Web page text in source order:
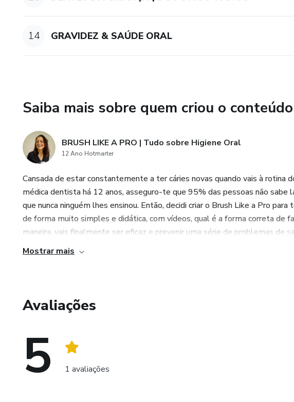
14 GRAVIDEZ & SAÚDE ORAL
Saiba mais sobre quem criou o conteúdo
BRUSH LIKE A PRO | Tudo sobre Higiene Oral
12 Ano Hotmarter
Cansada de estar constantemente a ter cáries novas quando vais à rotina
médica dentista há 12 anos, asseguro-te que 95% das pessoas não
que nunca ninguém lhes ensinou. Então, decidi criar o Brush Like a Pro
de forma muito simples e didática, com vídeos, qual é a forma correta de
maneira, vais finalmente ser eficaz e prevenir uma série de problemas de
Mostrar mais
Avaliações
5 1 avaliações